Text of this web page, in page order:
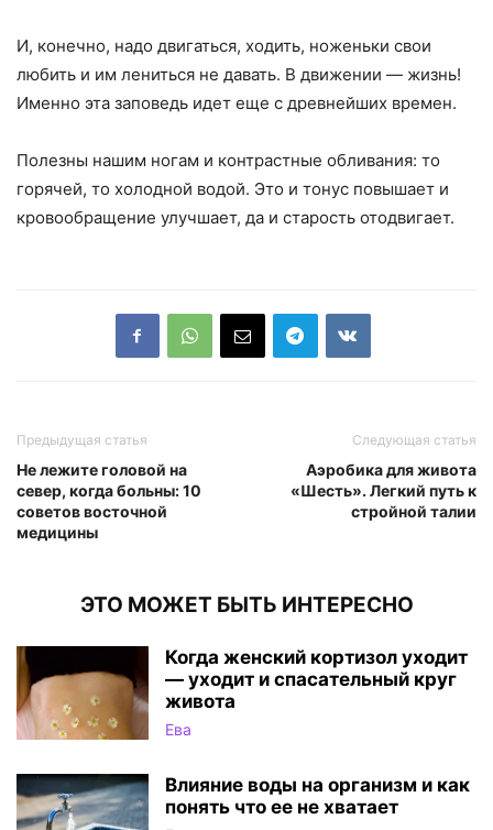
И, конечно, надо двигаться, ходить, ноженьки свои
любить и им лениться не давать. В движении — жизнь!
Именно эта заповедь идет еще с древнейших времен.
Полезны нашим ногам и контрастные обливания: то
горячей, то холодной водой. Это и тонус повышает и
кровообращение улучшает, да и старость отодвигает.
Предыдущая статья
Не лежите головой на
север, когда больны: 10
советов восточной
медицины
Следующая статья
Аэробика для живота
«Шесть». Легкий путь к
стройной талии
ЭТО МОЖЕТ БЫТЬ ИНТЕРЕСНО
Когда женский кортизол уходит
— уходит и спасательный круг
живота
Ева
Влияние воды на организм и как
понять что ее не хватает